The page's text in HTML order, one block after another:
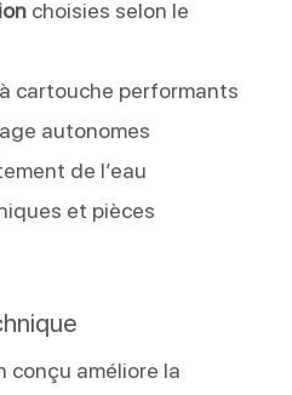
choisies selon le
cartouche performants
autonomes
de l’eau
et pièces
conçu améliore la